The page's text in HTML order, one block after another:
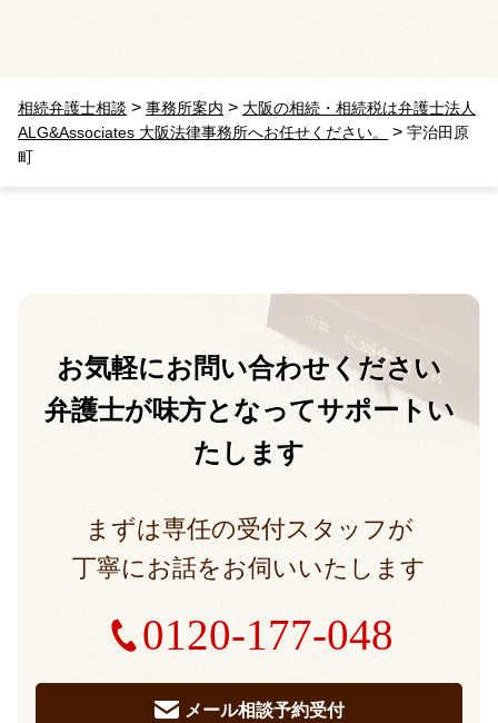
相続弁護士相談 > 事務所案内 > 大阪の相続・相続税は弁護士法人
ALG&Associates 大阪法律事務所へお任せください。
> 宇治田原
町
お気軽にお問い合わせください
弁護士が味方となってサポートい
たします
まずは専任の受付スタッフが
丁寧にお話をお伺いいたします
0120-177-048
メール相談予約受付